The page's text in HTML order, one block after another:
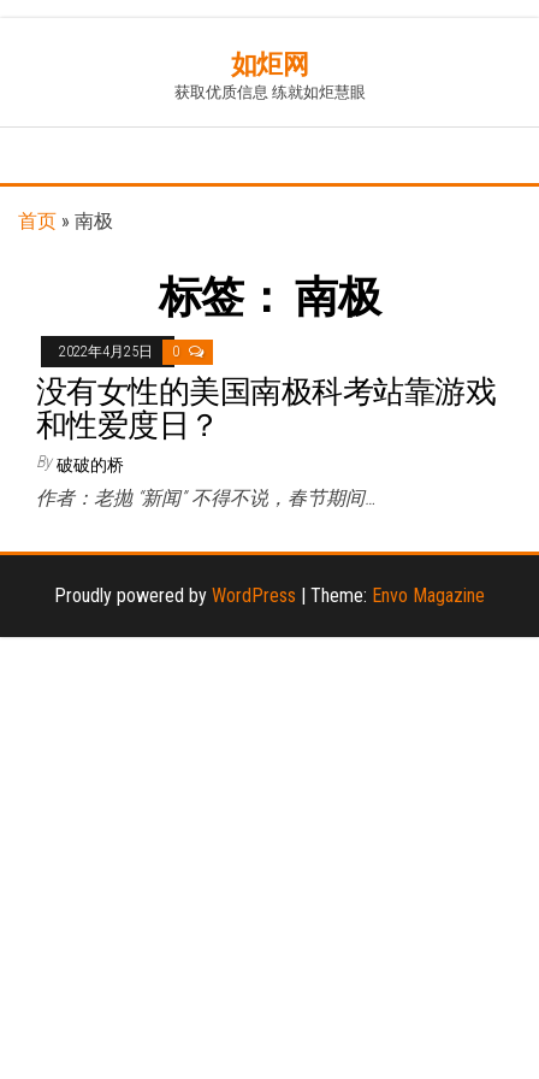
content
如炬网
获取优质信息 练就如炬慧眼
首页 » 南极
标签：南极
2022年4月25日 0
没有女性的美国南极科考站靠游戏
和性爱度日？
By 破破的桥
作者：老抛 “新闻” 不得不说，春节期间…
Proudly powered by WordPress | Theme: Envo Magazine